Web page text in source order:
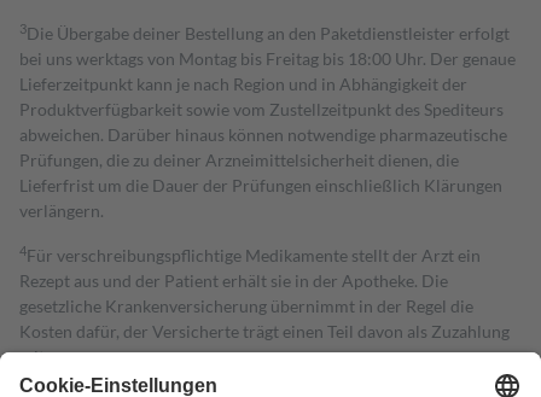
3Die Übergabe deiner Bestellung an den Paketdienstleister erfolgt
bei uns werktags von Montag bis Freitag bis 18:00 Uhr. Der genaue
Lieferzeitpunkt kann je nach Region und in Abhängigkeit der
Produktverfügbarkeit sowie vom Zustellzeitpunkt des Spediteurs
abweichen. Darüber hinaus können notwendige pharmazeutische
Prüfungen, die zu deiner Arzneimittelsicherheit dienen, die
Lieferfrist um die Dauer der Prüfungen einschließlich Klärungen
verlängern.
4Für verschreibungspflichtige Medikamente stellt der Arzt ein
Rezept aus und der Patient erhält sie in der Apotheke. Die
gesetzliche Krankenversicherung übernimmt in der Regel die
Kosten dafür, der Versicherte trägt einen Teil davon als Zuzahlung
mit.
Grundsätzlich leisten Mitglieder Zuzahlungen in Höhe von zehn